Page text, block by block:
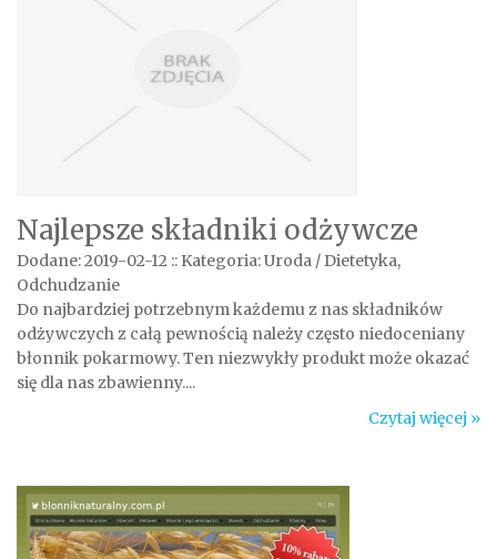
Najlepsze składniki odżywcze
Dodane: 2019-02-12 :: Kategoria: Uroda / Dietetyka,
Odchudzanie
Do najbardziej potrzebnym każdemu z nas składników
odżywczych z całą pewnością należy często niedoceniany
błonnik pokarmowy. Ten niezwykły produkt może okazać
się dla nas zbawienny....
Czytaj więcej »